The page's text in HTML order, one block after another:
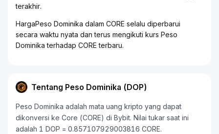
terakhir.
HargaPeso Dominika dalam CORE selalu diperbarui
secara waktu nyata dan terus mengikuti kurs Peso
Dominika terhadap CORE terbaru.
Tentang Peso Dominika (DOP)
Peso Dominika adalah mata uang kripto yang dapat
dikonversi ke Core (CORE) di Bybit. Nilai tukar saat ini
adalah 1 DOP = 0.857107929003816 CORE.